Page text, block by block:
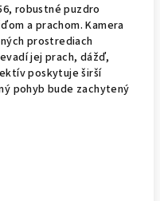
robustné puzdro
a prachom. Kamera
prostrediach
jej prach, dážď,
poskytuje širší
pohyb bude zachytený